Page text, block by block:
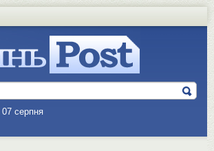
07 серпня